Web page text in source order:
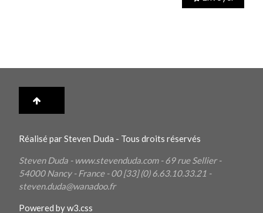
Réalisé par Steven Duda - Tous droits réservés
Steven Duda - www.stevenduda.com - 69 rue Sellier -
54000Nancy- France - 00 [33] (0) 6.63.10.33.21 -
steven.duda@wanadoo.fr
Powered byw3.css